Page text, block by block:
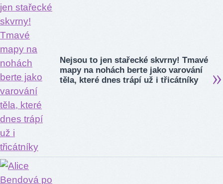
Nejsou to jen stařecké skvrny! Tmavé
mapy na nohách berte jako varování
těla, které dnes trápí už i třicátníky